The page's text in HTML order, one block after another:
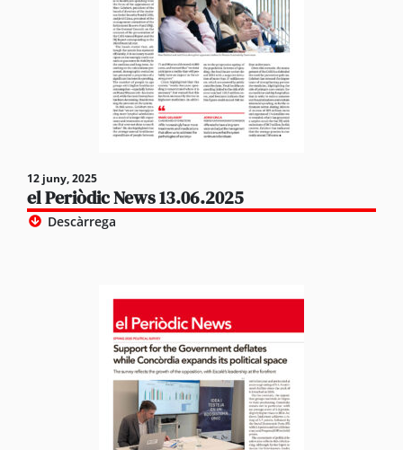
12 juny, 2025
el Periòdic News 13.06.2025
Descàrrega